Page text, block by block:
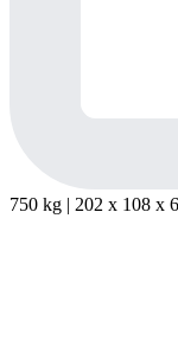
750 kg | 202 x 108 x